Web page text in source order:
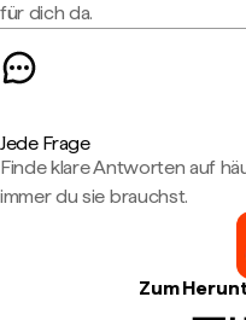
für dich da.
Jede Frage
Finde klare Antworten auf
immer du sie brauchst.
Zum